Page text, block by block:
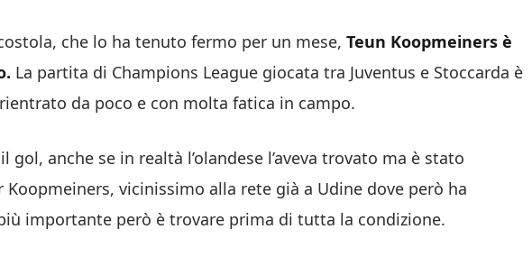
che lo ha tenuto fermo per un mese, Teun Koopmeiners è
La partita di Champions League giocata tra Juventus e Stoccarda è
da poco e con molta fatica in campo.
anche se in realtà l’olandese l’aveva trovato ma è stato
vicinissimo alla rete già a Udine dove però ha
importante però è trovare prima di tutta la condizione.